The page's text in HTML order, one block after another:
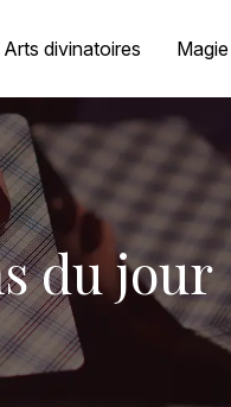
Arts divinatoires
du jour